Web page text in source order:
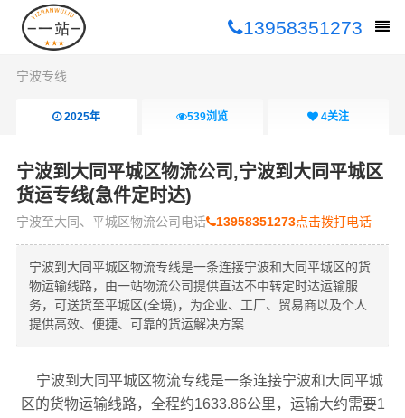
13958351273
宁波专线
2025年 539浏览 4关注
宁波到大同平城区物流公司,宁波到大同平城区
货运专线(急件定时达)
宁波至大同、平城区物流公司电话 13958351273点击拨打电话
宁波到大同平城区物流专线是一条连接宁波和大同平城区的货
物运输线路，由一站物流公司提供直达不中转定时达运输服
务，可送货至平城区(全境)，为企业、工厂、贸易商以及个人
提供高效、便捷、可靠的货运解决方案
宁波到大同平城区物流专线是一条连接宁波和大同平城
区的货物运输线路，全程约1633.86公里，运输大约需要1